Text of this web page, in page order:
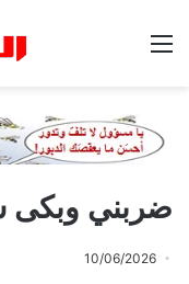
ضربني وبكى
10/06/2026